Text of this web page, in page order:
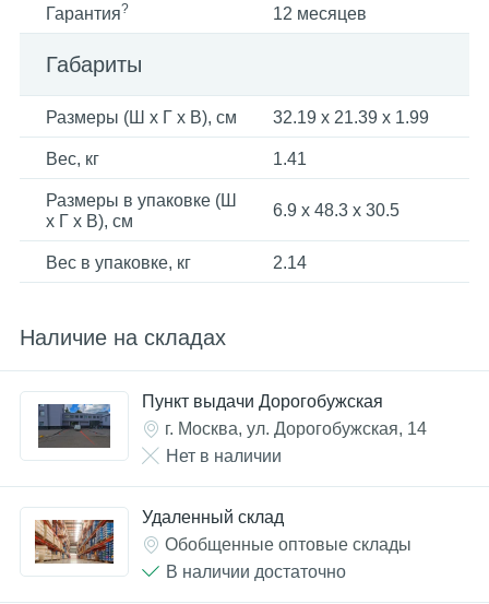
Гарантия? 12 месяцев
Габариты
Размеры (Ш x Г x В), см 32.19 x 21.39 x 1.99
Вес, кг 1.41
Размеры в упаковке (Ш
x Г x В), см
6.9 x 48.3 x 30.5
Вес в упаковке, кг 2.14
Наличие на складах
Пункт выдачи Дорогобужская
г. Москва, ул. Дорогобужская, 14
Нет в наличии
Удаленный склад
Обобщенные оптовые склады
В наличии достаточно